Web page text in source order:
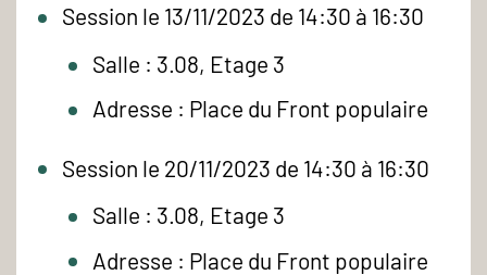
Session le 13/11/2023 de 14:30 à 16:30
Salle : 3.08, Etage 3
Adresse : Place du Front populaire
Session le 20/11/2023 de 14:30 à 16:30
Salle : 3.08, Etage 3
Adresse : Place du Front populaire